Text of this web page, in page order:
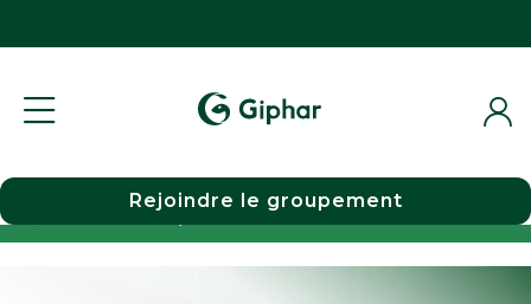
Choisir une pharmacie
Rejoindre le groupement